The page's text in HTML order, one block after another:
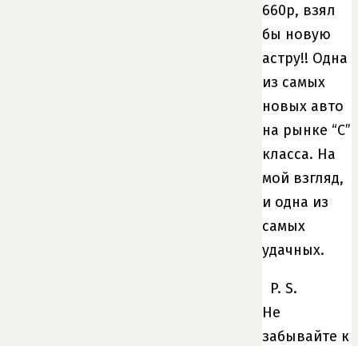
660р, взял
бы новую
астру!! Одна
из самых
новых авто
на рынке “С”
класса. На
мой взгляд,
и одна из
самых
удачных.
P. S.
Не
забывайте к